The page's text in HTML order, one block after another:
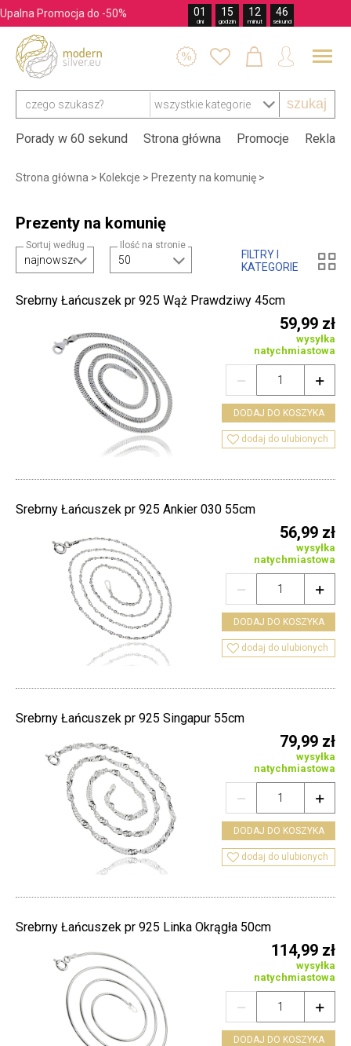
Upalna Promocja do -50% 01
dni
15
godzin
12
minut
45
sekund
szukaj
   
Porady w 60 sekund Strona główna Promocje
Strona główna > Kolekcje > Prezenty na komunię >
Prezenty na komunię
Sortuj według Ilość na stronie

FILTRY I
KATEGORIE
Srebrny Łańcuszek pr 925 Wąż Prawdziwy 45cm
59,99 zł
wysyłka
natychmiastowa


DODAJ DO KOSZYKA
 dodaj do ulubionych
Srebrny Łańcuszek pr 925 Ankier 030 55cm
56,99 zł
wysyłka
natychmiastowa


DODAJ DO KOSZYKA
 dodaj do ulubionych
Srebrny Łańcuszek pr 925 Singapur 55cm
79,99 zł
wysyłka
natychmiastowa


DODAJ DO KOSZYKA
 dodaj do ulubionych
Srebrny Łańcuszek pr 925 Linka Okrągła 50cm
114,99 zł
wysyłka
natychmiastowa


DODAJ DO KOSZYKA